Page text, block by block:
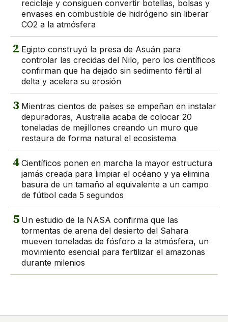
reciclaje y consiguen convertir botellas, bolsas y
envases en combustible de hidrógeno sin liberar
CO2 a la atmósfera
2 Egipto construyó la presa de Asuán para
controlar las crecidas del Nilo, pero los científicos
confirman que ha dejado sin sedimento fértil al
delta y acelera su erosión
3 Mientras cientos de países se empeñan en instalar
depuradoras, Australia acaba de colocar 20
toneladas de mejillones creando un muro que
restaura de forma natural el ecosistema
4 Científicos ponen en marcha la mayor estructura
jamás creada para limpiar el océano y ya elimina
basura de un tamaño al equivalente a un campo
de fútbol cada 5 segundos
5 Un estudio de la NASA confirma que las
tormentas de arena del desierto del Sahara
mueven toneladas de fósforo a la atmósfera, un
movimiento esencial para fertilizar el amazonas
durante milenios